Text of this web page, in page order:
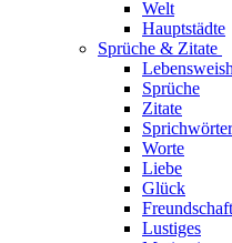
Welt
Hauptstädte
Sprüche & Zitate
Sprüche
Zitate
Sprichwörter
Worte
Liebe
Glück
Freundschaft
Lustiges